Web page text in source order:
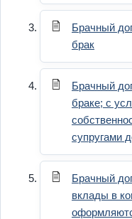
Брачный
брак
Брачный
браке; с
супругами
Брачный
вклады в